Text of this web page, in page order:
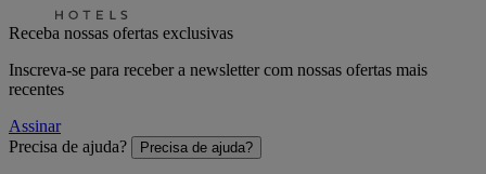
Receba nossas ofertas exclusivas
Inscreva-se para receber a newsletter com nossas ofertas mais
recentes
Assinar
Precisa de ajuda?
Precisa de ajuda?